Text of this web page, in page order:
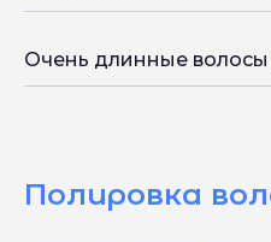
Очень длинные волосы
Полировка